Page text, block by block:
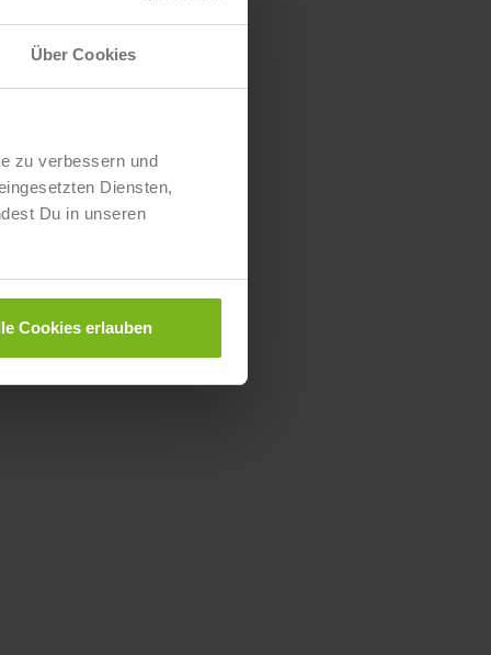
Über Cookies
zu verbessern und
Diensten,
Du in unseren
Cookies erlauben